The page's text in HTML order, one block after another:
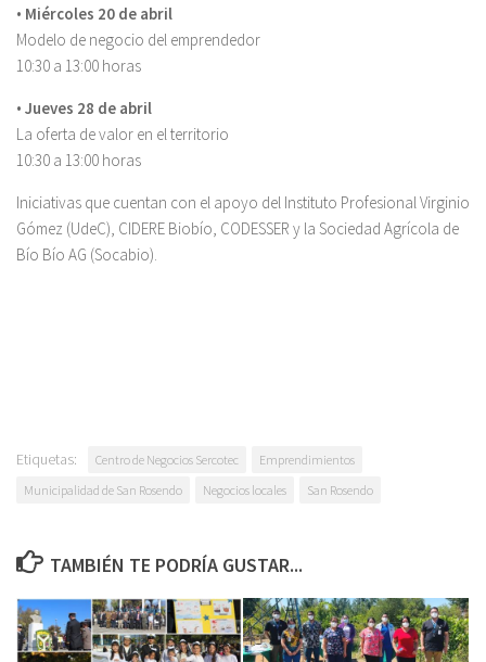
• Miércoles 20 de abril
Modelo de negocio del emprendedor
10:30 a 13:00 horas
• Jueves 28 de abril
La oferta de valor en el territorio
10:30 a 13:00 horas
Iniciativas que cuentan con el apoyo del Instituto Profesional Virginio
Gómez (UdeC), CIDERE Biobío, CODESSER y la Sociedad Agrícola de
Bío Bío AG (Socabio).
Etiquetas: Centro de Negocios Sercotec
Emprendimientos
Municipalidad de San Rosendo
Negocios locales San Rosendo
TAMBIÉN TE PODRÍA GUSTAR...